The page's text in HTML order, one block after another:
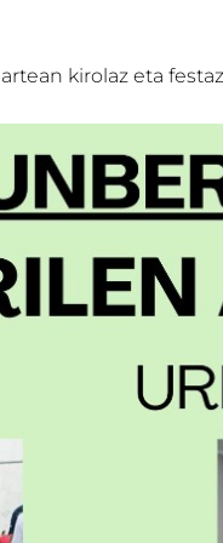
kirolaz eta